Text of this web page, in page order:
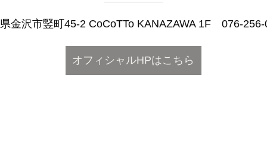
金沢市竪町45-2 CoCoTTo KANAZAWA 1F 076-256-
オフィシャルHPはこちら